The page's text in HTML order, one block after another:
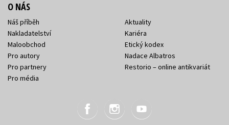
O NÁS
Náš příběh
Nakladatelství
Maloobchod
Pro autory
Pro partnery
Pro média
Aktuality
Kariéra
Etický kodex
Nadace Albatros
Restorio – online antikvariát